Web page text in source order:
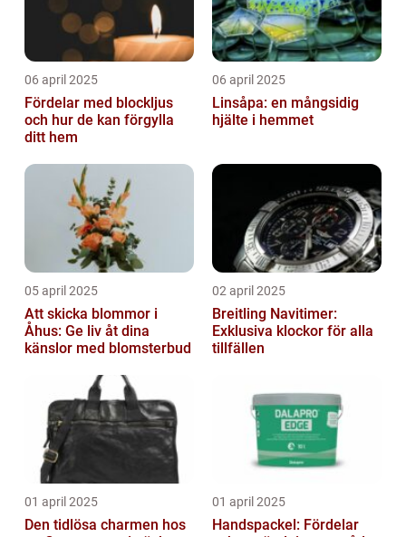
06 april 2025
Fördelar med blockljus
och hur de kan förgylla
ditt hem
06 april 2025
Linsåpa: en mångsidig
hjälte i hemmet
05 april 2025
Att skicka blommor i
Åhus: Ge liv åt dina
känslor med blomsterbud
02 april 2025
Breitling Navitimer:
Exklusiva klockor för alla
tillfällen
01 april 2025
Den tidlösa charmen hos
01 april 2025
Handspackel: Fördelar